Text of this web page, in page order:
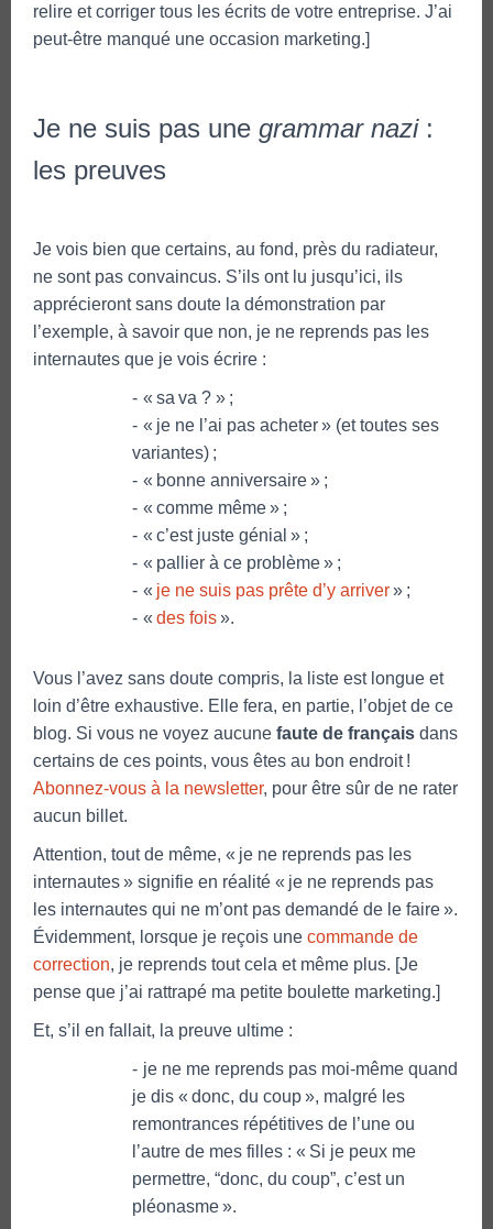
relire et corriger tous les écrits de votre entreprise. J’ai
peut-être manqué une occasion marketing.]
Je ne suis pas une grammar nazi:
les preuves
Je vois bien que certains, au fond, près du radiateur,
ne sont pas convaincus. S’ils ont lu jusqu’ici, ils
apprécieront sans doute la démonstration par
l’exemple, à savoir que non, je ne reprends pas les
internautes que je vois écrire :
« sa va ? » ;
« je ne l’ai pas acheter » (et toutes ses
variantes) ;
« bonne anniversaire » ;
« comme même » ;
« c’est juste génial » ;
« pallier à ce problème » ;
« je ne suis pas prête d’y arriver» ;
« des fois».
Vous l’avez sans doute compris, la liste est longue et
loin d’être exhaustive. Elle fera, en partie, l’objet de ce
blog. Si vous ne voyez aucune faute de français dans
certains de ces points, vous êtes au bon endroit !
Abonnez-vous à la newsletter, pour être sûr de ne rater
aucun billet.
Attention, tout de même, « je ne reprends pas les
internautes » signifie en réalité « je ne reprends pas
les internautes qui ne m’ont pas demandé de le faire ».
Évidemment, lorsque je reçois une commande de
correction, je reprends tout cela et même plus. [Je
pense que j’ai rattrapé ma petite boulette marketing.]
Et, s’il en fallait, la preuve ultime :
je ne me reprends pas moi-même quand
je dis « donc, du coup », malgré les
remontrances répétitives de l’une ou
l’autre de mes filles : « Si je peux me
permettre, “donc, du coup”, c’est un
pléonasme ».